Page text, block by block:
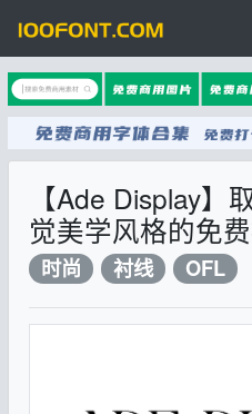
【Ade Display】
觉美学风格的免
时尚
衬线 OFL